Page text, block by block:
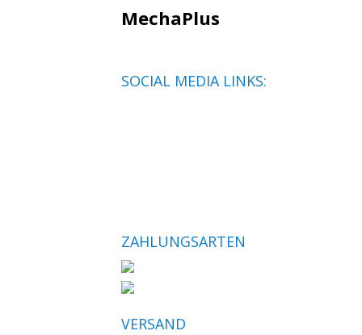
MechaPlus
SOCIAL MEDIA LINKS:
ZAHLUNGSARTEN
VERSAND